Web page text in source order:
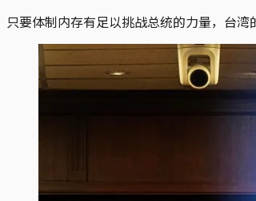
只要体制内存有足以挑战总统的力量，台湾